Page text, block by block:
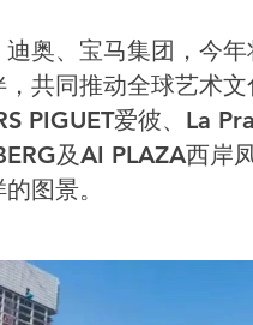
奥、宝马集团，今
，共同推动全球艺术
PIGUET爱彼、La
及AI PLAZA西岸
图景。